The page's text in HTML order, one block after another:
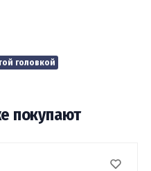
головкой
покупают